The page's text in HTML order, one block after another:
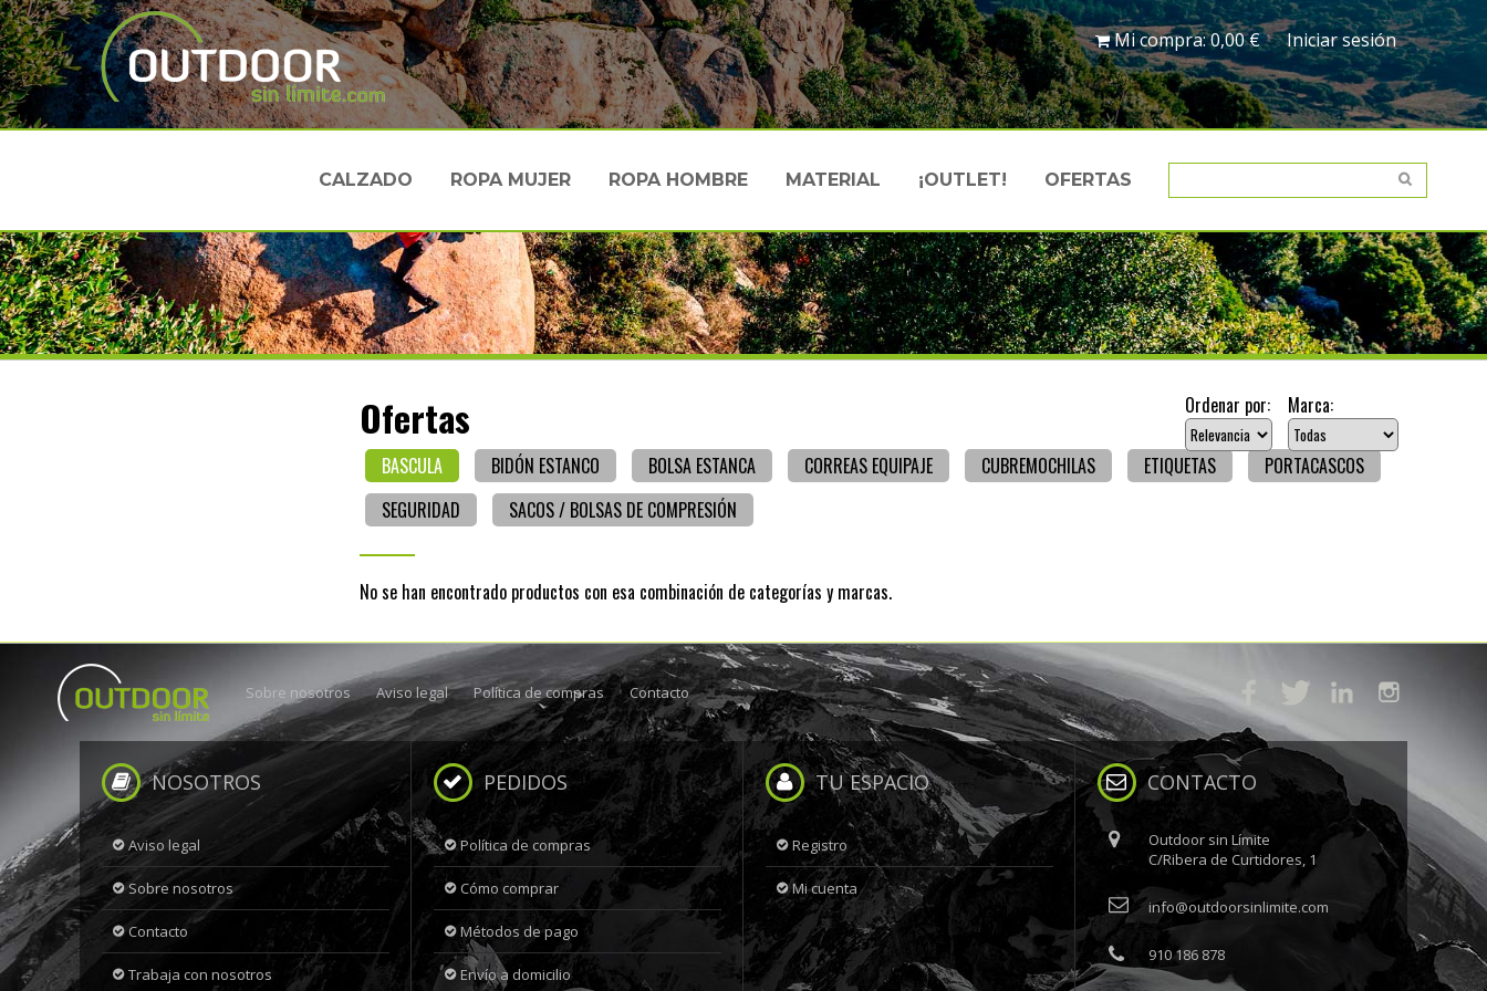
Mi compra:0,00 € Iniciar sesión
CALZADO ROPA MUJER ROPA HOMBRE MATERIAL ¡OUTLET! OFERTAS
Ofertas Ordenar por: Marca:
BASCULA BIDÓN ESTANCO BOLSA ESTANCA CORREAS EQUIPAJE CUBREMOCHILAS ETIQUETAS
PORTACASCOS
SEGURIDAD
SACOS / BOLSAS DE COMPRESIÓN
No se han encontrado productos con esa combinación de categorías y marcas.
Sobre nosotros Aviso legal Política de compras Contacto
NOSOTROS
Aviso legal
Sobre nosotros
Contacto
Trabaja con nosotros
PEDIDOS
Política de compras
Cómo comprar
Métodos de pago
Envío a domicilio
TU ESPACIO
Registro
Mi cuenta
CONTACTO
Outdoor sin Límite
C/Ribera de Curtidores, 1
info@outdoorsinlimite.com
910 186 878